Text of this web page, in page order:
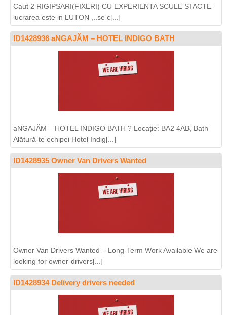
Caut 2 RIGIPSARI(FIXERI) CU EXPERIENTA SCULE SI ACTE
lucrarea este in LUTON ,..se c[...]
ID1428936 aNGAJĂM – HOTEL INDIGO BATH
aNGAJĂM – HOTEL INDIGO BATH ? Locație: BA2 4AB, Bath
Alătură-te echipei Hotel Indig[...]
ID1428935 Owner Van Drivers Wanted
Owner Van Drivers Wanted – Long-Term Work Available We are
looking for owner-drivers[...]
ID1428934 Delivery drivers needed